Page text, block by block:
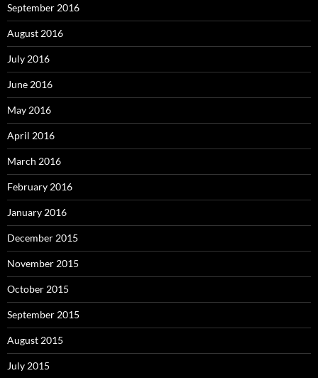
September 2016
August 2016
July 2016
June 2016
May 2016
April 2016
March 2016
February 2016
January 2016
December 2015
November 2015
October 2015
September 2015
August 2015
July 2015